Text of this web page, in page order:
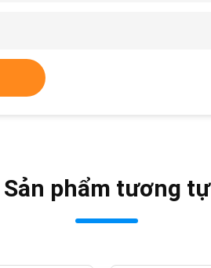
Sản phẩm tương tự